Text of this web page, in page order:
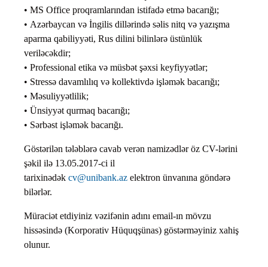
• MS Office proqramlarından istifadə etmə bacarığı;
• Azərbaycan və İngilis dillərində səlis nitq və yazışma
aparma qabiliyyəti, Rus dilini bilinlərə üstünlük
veriləcəkdir;
• Professional etika və müsbət şəxsi keyfiyyətlər;
• Stressə davamlılıq və kollektivdə işləmək bacarığı;
• Məsuliyyətlilik;
• Ünsiyyət qurmaq bacarığı;
• Sərbəst işləmək bacarığı.
Göstərilən tələblərə cavab verən namizədlər öz CV-lərini
şəkil ilə 13.05.2017-ci il
tarixinədək cv@unibank.az elektron ünvanına göndərə
bilərlər.
Müraciət etdiyiniz vəzifənin adını email-ın mövzu
hissəsində (Korporativ Hüquqşünas) göstərməyiniz xahiş
olunur.